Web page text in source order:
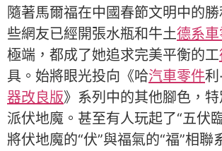
隨著馬爾福在中國春節文明中的勝
些網友已經開張水瓶和牛土德系
極端，都成了她追求完美平衡的工
具。始將眼光投向《哈汽車零件利
器改良版》系列中的其他腳色，
派伏地魔。甚至有人玩起了“五
將伏地魔的“伏”與福氣的“福”相聯